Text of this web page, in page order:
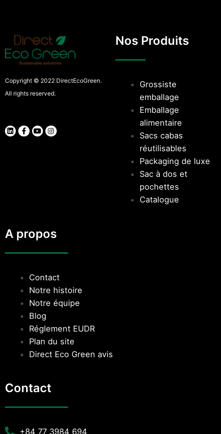
Copyright © 2022 DirectEcoGreen.
All rights reserved.
Nos Produits
Grossiste
emballage
Emballage
alimentaire
Sacs cabas
réutilisables
Packaging de luxe
Sac à dos et
pochettes
Catalogue
A propos
Contact
Notre histoire
Notre équipe
Blog
Réglement EUDR
Plan du site
Direct Eco Green avis
Contact
+84 77 3984 694